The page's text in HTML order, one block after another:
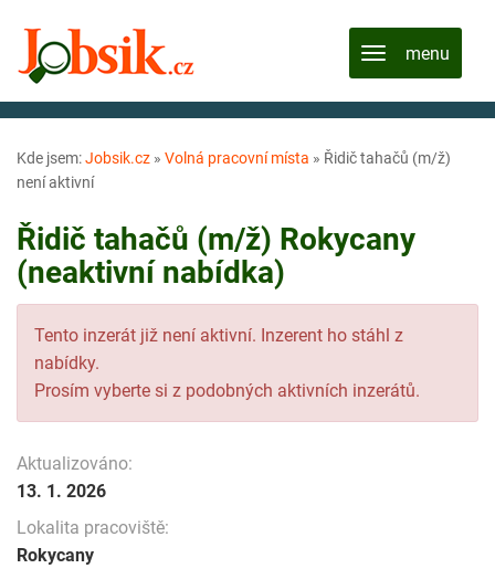
Kde jsem:Jobsik.cz » Volná pracovní místa » Řidič tahačů (m/ž)
není aktivní
Řidič tahačů (m/ž) Rokycany
(neaktivní nabídka)
Tento inzerát již není aktivní. Inzerent ho stáhl z
nabídky.
Prosím vyberte si z podobných aktivních inzerátů.
Aktualizováno:
13. 1. 2026
Lokalita pracoviště:
Rokycany